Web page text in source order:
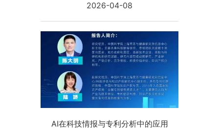
2026-04-08
AI在科技情报与专利分析中的应用